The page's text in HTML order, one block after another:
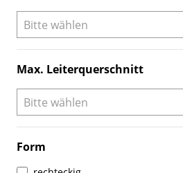
Max. Leiterquerschnitt
Form